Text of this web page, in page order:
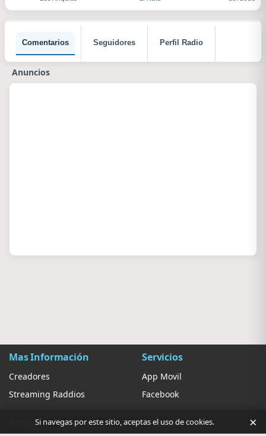
Comentarios Seguidores Perfil Radio
Anuncios
Mas Información
Creadores
Streaming Raddios
Servicios
App Movil
Facebook
Ayuda Ajustes
Si navegas por este sitio, aceptas el uso de cookies. ×